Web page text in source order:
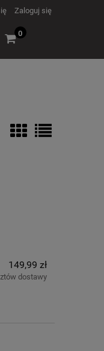
Zaloguj się
0
149,99 zł
dostawy